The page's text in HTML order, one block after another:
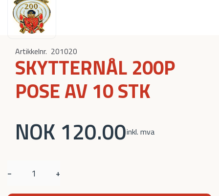
Artikkelnr. 201020
SKYTTERNÅL 200P
POSE AV 10 STK
NOK 120.00inkl. mva
− +